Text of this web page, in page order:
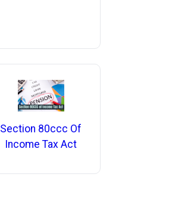
Section 80ccc Of
Income Tax Act